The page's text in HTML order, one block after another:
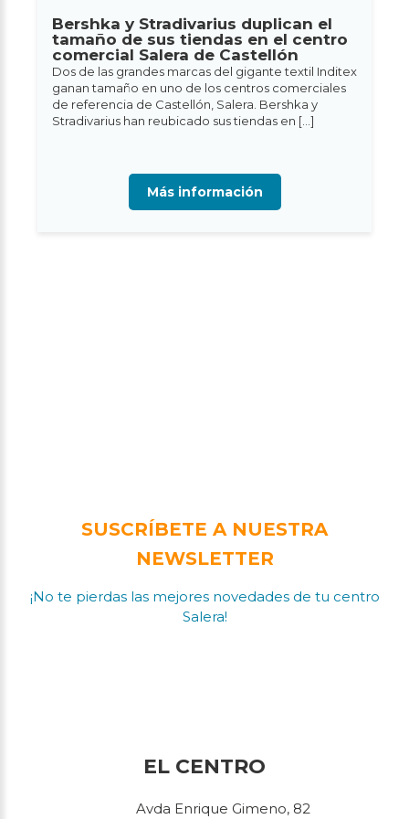
Bershka y Stradivarius duplican el
tamaño de sus tiendas en el centro
comercial Salera de Castellón
Dos de las grandes marcas del gigante textil Inditex
ganan tamaño en uno de los centros comerciales
de referencia de Castellón, Salera. Bershka y
Stradivarius han reubicado sus tiendas en […]
Más información
SUSCRÍBETE A NUESTRA
NEWSLETTER
¡No te pierdas las mejores novedades de tu centro
Salera!
EL CENTRO
Avda Enrique Gimeno, 82